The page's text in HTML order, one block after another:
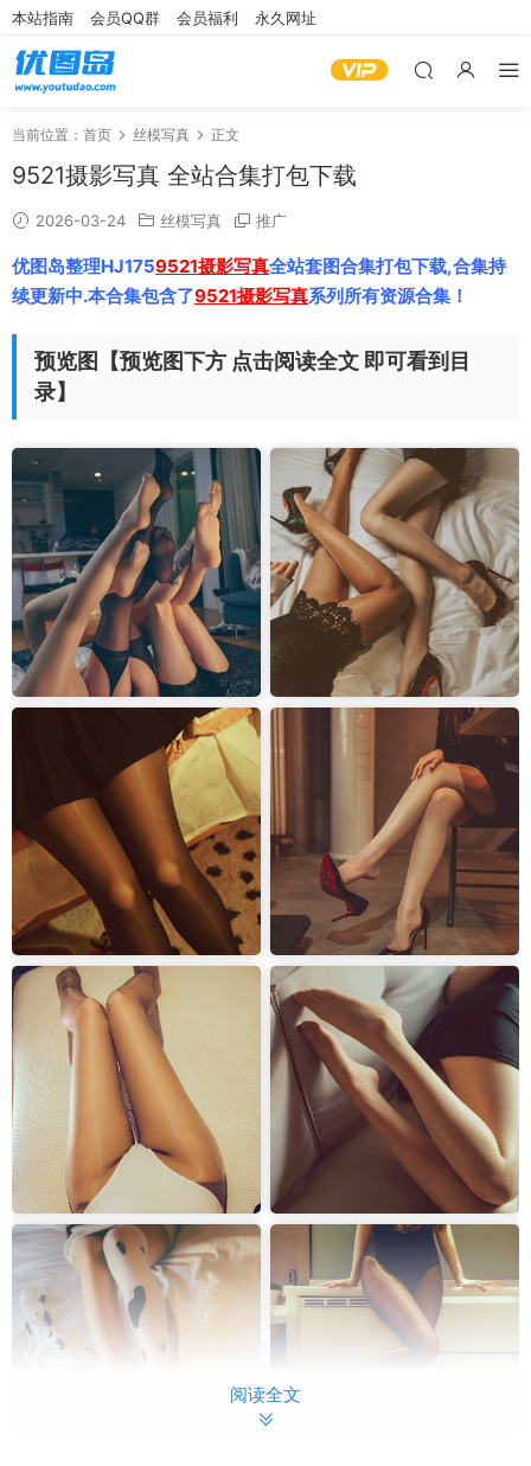
本站指南 会员QQ群 会员福利 永久网址
当前位置： 首页 丝模写真 正文
9521摄影写真 全站合集打包下载
2026-03-24 丝模写真 推广
优图岛整理HJ1759521摄影写真全站套图合集打包下载,合集持
续更新中.本合集包含了9521摄影写真系列所有资源合集！
预览图【预览图下方 点击阅读全文 即可看到目
录】
阅读全文